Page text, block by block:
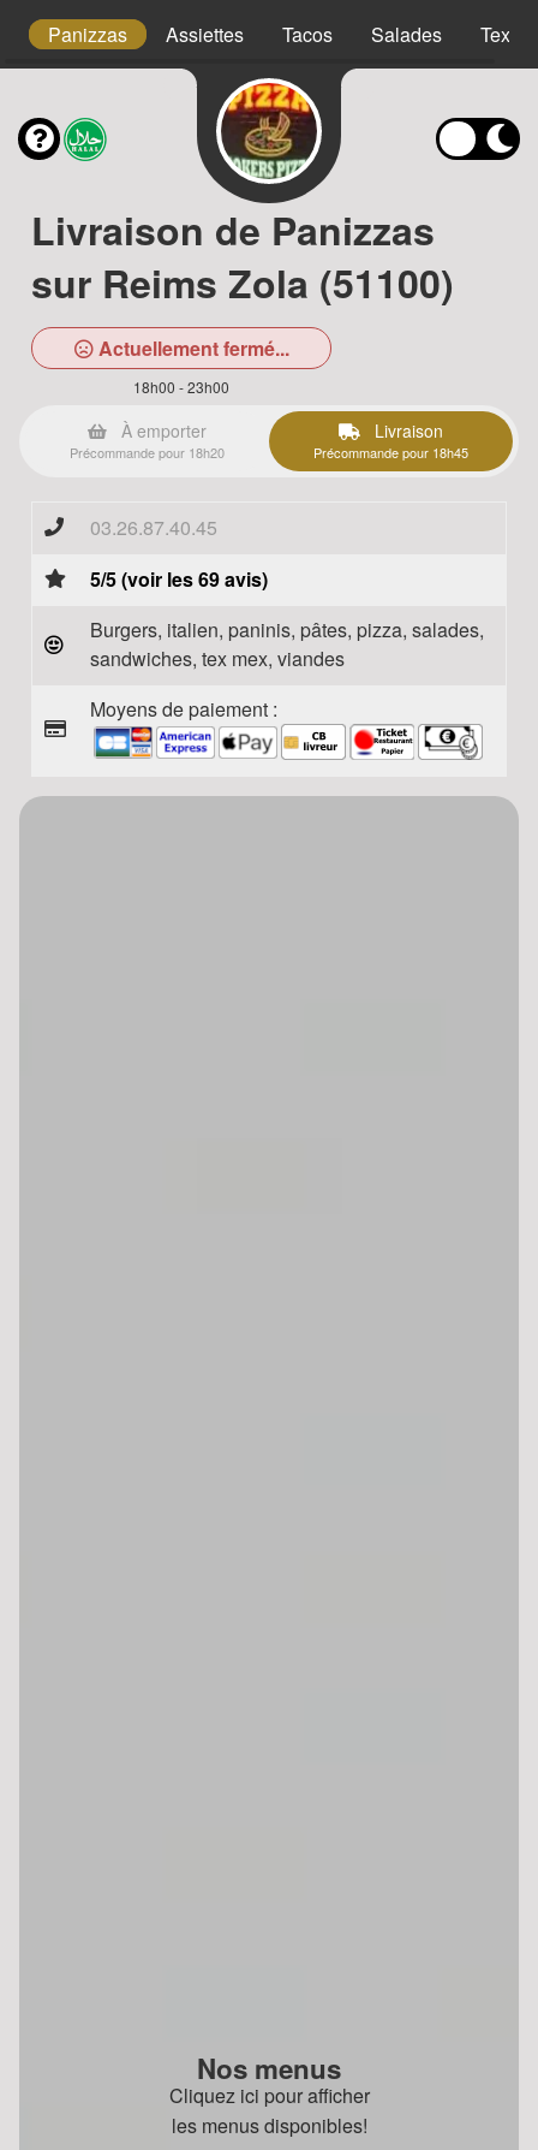
Panizzas Assiettes Tacos Salades Tex
Livraison de Panizzas
sur Reims Zola (51100)
Actuellement fermé...
18h00 - 23h00
À emporter
Précommande pour 18h20
Livraison
Précommande pour 18h45
03.26.87.40.45
5/5 (voir les 69 avis)
Burgers, italien, paninis, pâtes, pizza, salades,
sandwiches, tex mex, viandes
Moyens de paiement :
Nos menus
Cliquez ici pour afficher
les menus disponibles!